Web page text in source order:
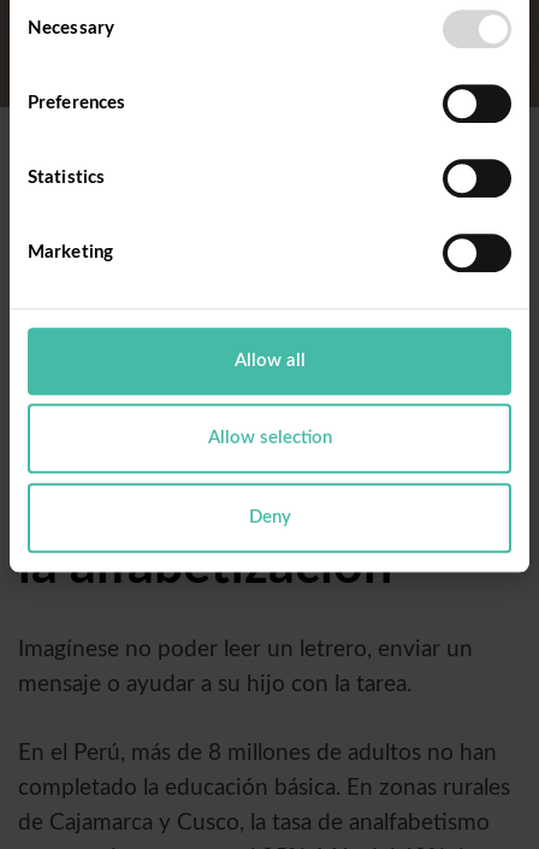
Selection
Necessary
Preferences
Statistics
Marketing
Allow all
Allow selection
Deny
Exploremos cómo
podemos trabajar con
su empresa para
empoderar a más
personas a través de
la alfabetización
Imagínese no poder leer un letrero, enviar un
mensaje o ayudar a su hijo con la tarea.
En el Perú, más de 8 millones de adultos no han
completado la educación básica. En zonas rurales
de Cajamarca y Cusco, la tasa de analfabetismo